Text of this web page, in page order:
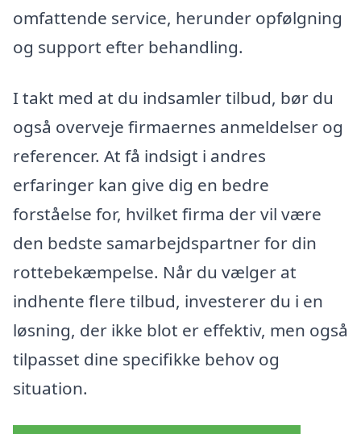
omfattende service, herunder opfølgning
og support efter behandling.
I takt med at du indsamler tilbud, bør du
også overveje firmaernes anmeldelser og
referencer. At få indsigt i andres
erfaringer kan give dig en bedre
forståelse for, hvilket firma der vil være
den bedste samarbejdspartner for din
rottebekæmpelse. Når du vælger at
indhente flere tilbud, investerer du i en
løsning, der ikke blot er effektiv, men også
tilpasset dine specifikke behov og
situation.